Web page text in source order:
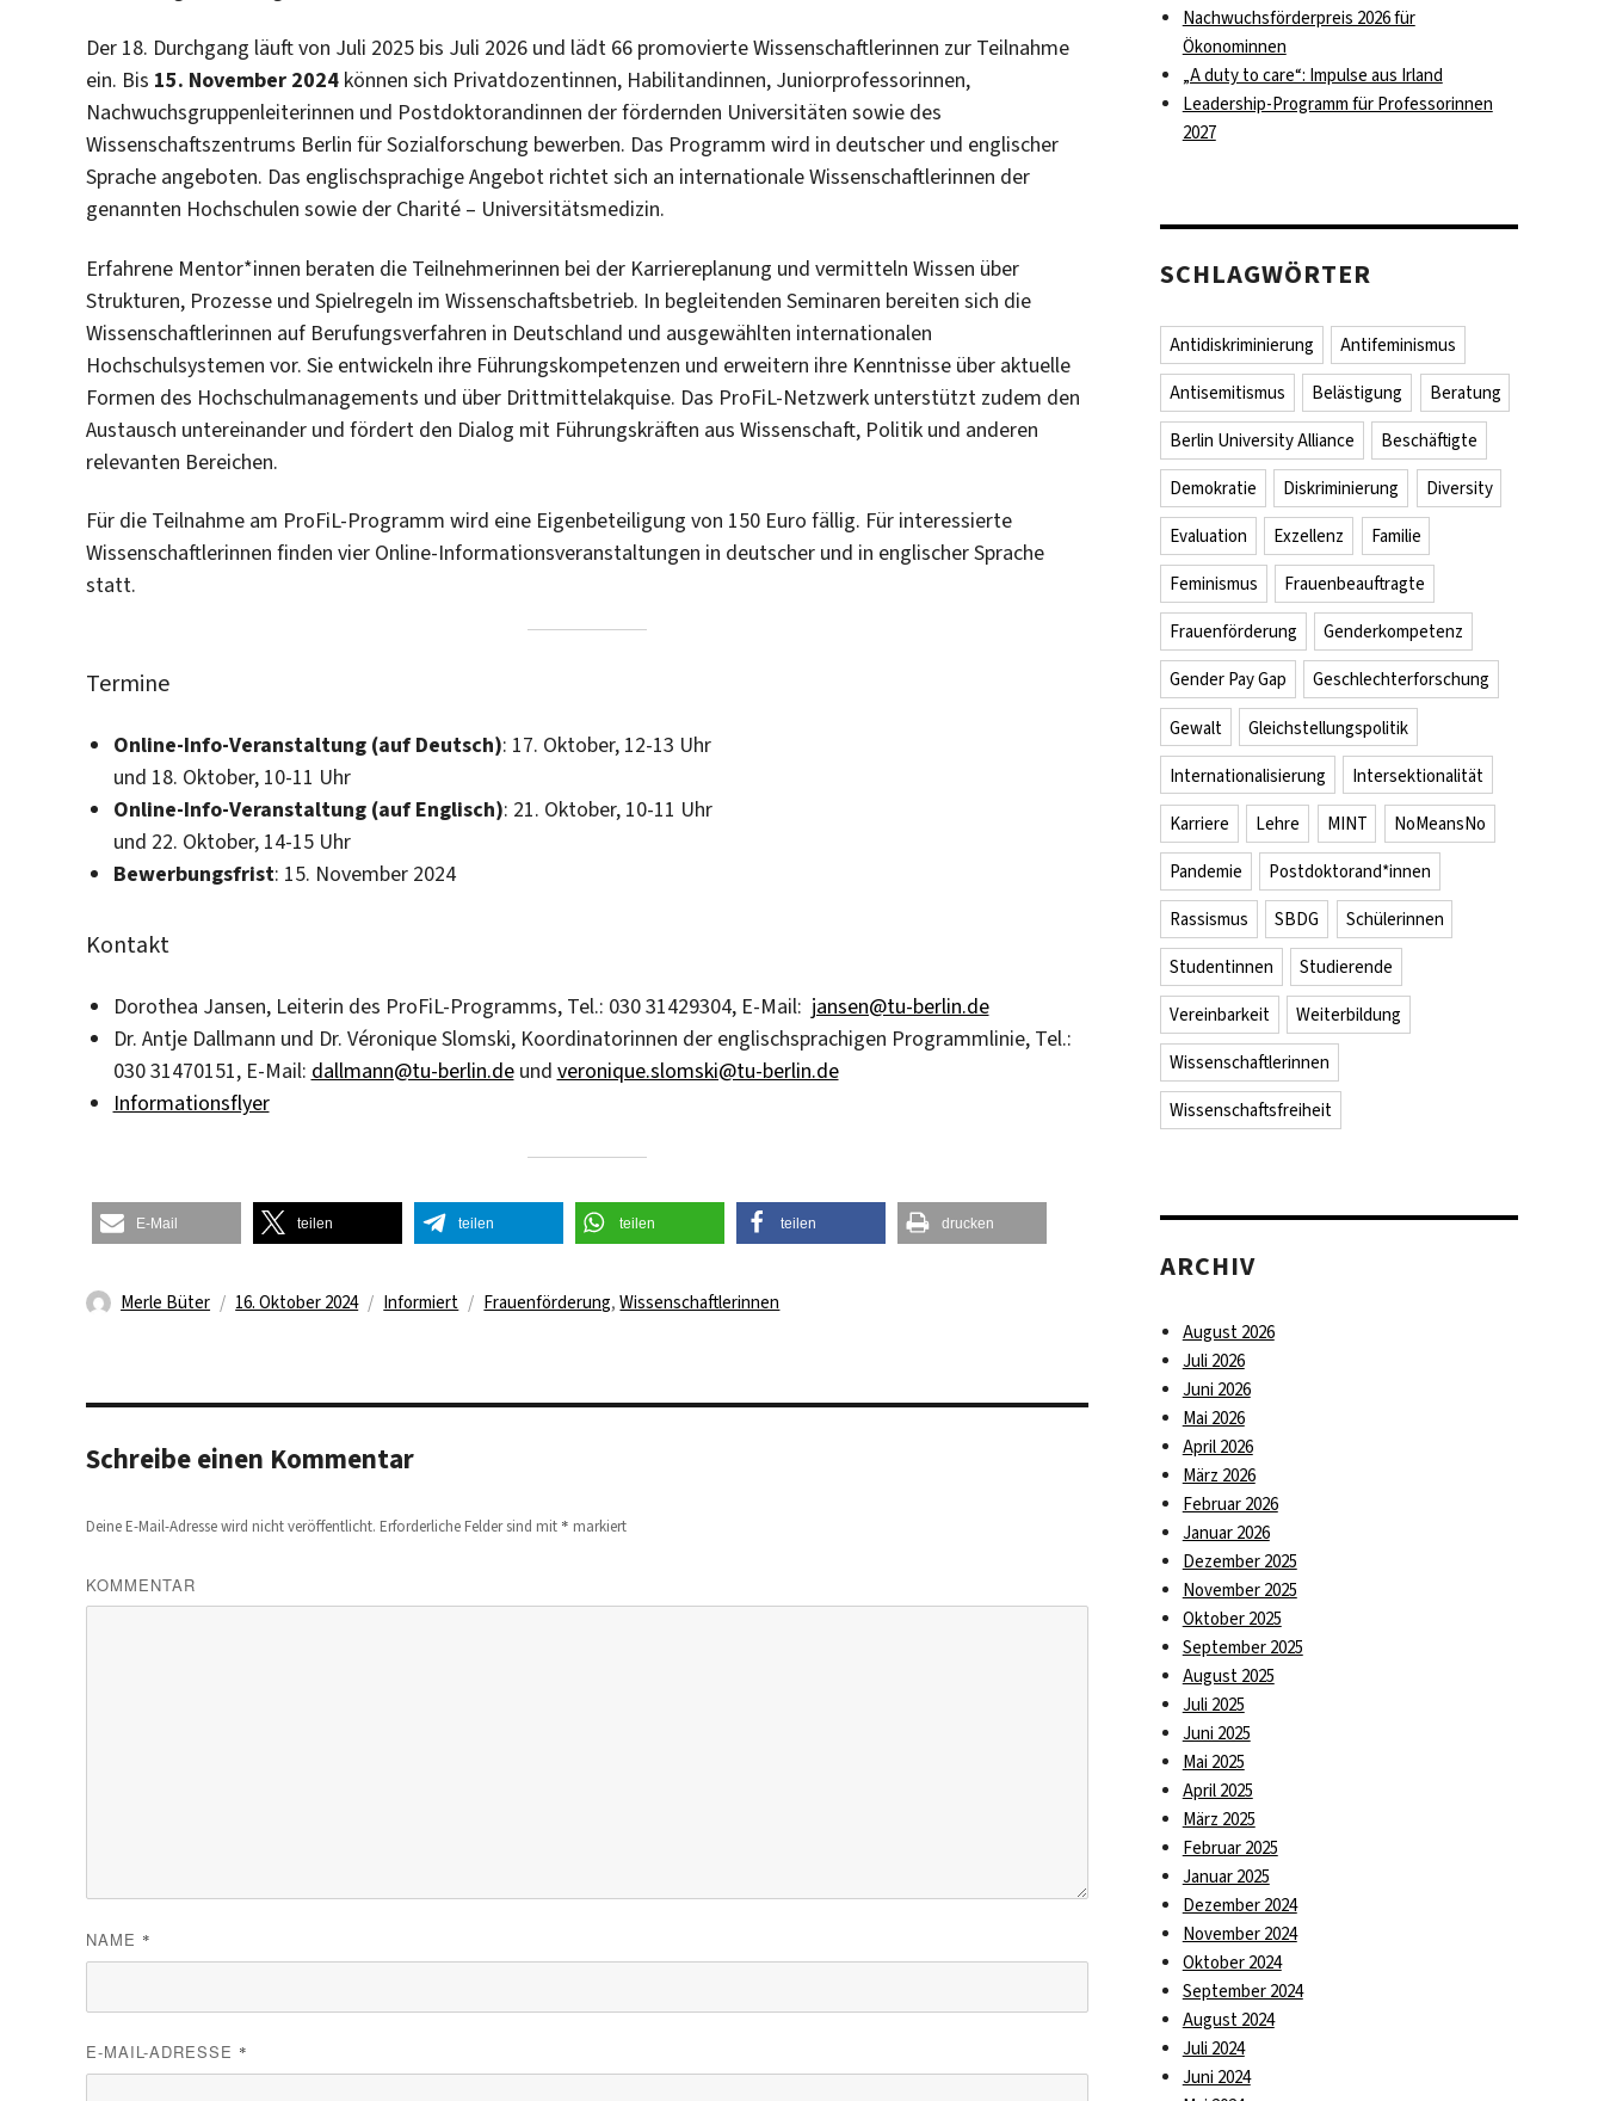
Der 18. Durchgang läuft von Juli 2025 bis Juli 2026 und lädt 66 promovierte Wissenschaftlerinnen zur Teilnahme
ein. Bis 15. November 2024 können sich Privatdozentinnen, Habilitandinnen, Juniorprofessorinnen,
Nachwuchsgruppenleiterinnen und Postdoktorandinnen der fördernden Universitäten sowie des
Wissenschaftszentrums Berlin für Sozialforschung bewerben. Das Programm wird in deutscher und englischer
Sprache angeboten. Das englischsprachige Angebot richtet sich an internationale Wissenschaftlerinnen der
genannten Hochschulen sowie der Charité – Universitätsmedizin.
Erfahrene Mentor*innen beraten die Teilnehmerinnen bei der Karriereplanung und vermitteln Wissen über
Strukturen, Prozesse und Spielregeln im Wissenschaftsbetrieb. In begleitenden Seminaren bereiten sich die
Wissenschaftlerinnen auf Berufungsverfahren in Deutschland und ausgewählten internationalen
Hochschulsystemen vor. Sie entwickeln ihre Führungskompetenzen und erweitern ihre Kenntnisse über aktuelle
Formen des Hochschulmanagements und über Drittmittelakquise. Das ProFiL-Netzwerk unterstützt zudem den
Austausch untereinander und fördert den Dialog mit Führungskräften aus Wissenschaft, Politik und anderen
relevanten Bereichen.
Für die Teilnahme am ProFiL-Programm wird eine Eigenbeteiligung von 150 Euro fällig. Für interessierte
Wissenschaftlerinnen finden vier Online-Informationsveranstaltungen in deutscher und in englischer Sprache
statt.
Termine
Online-Info-Veranstaltung (auf Deutsch): 17. Oktober, 12-13 Uhr
und 18. Oktober, 10-11 Uhr
Online-Info-Veranstaltung (auf Englisch): 21. Oktober, 10-11 Uhr
und 22. Oktober, 14-15 Uhr
Bewerbungsfrist: 15. November 2024
Kontakt
Dorothea Jansen, Leiterin des ProFiL-Programms, Tel.: 030 31429304, E-Mail: jansen@tu-berlin.de
Dr. Antje Dallmann und Dr. Véronique Slomski, Koordinatorinnen der englischsprachigen Programmlinie, Tel.:
030 31470151, E-Mail: dallmann@tu-berlin.deund veronique.slomski@tu-berlin.de
Informationsflyer
E-Mail teilen teilen teilen teilen drucken
Autor
Merle Büter
Veröffentlicht
16. Oktober 2024 Kategorien
Informiert Schlagwörter
Frauenförderung,Wissenschaftlerinnen
Schreibe einen Kommentar
Deine E-Mail-Adresse wird nicht veröffentlicht. Erforderliche Felder sind mit * markiert
KOMMENTAR
NAME *
E-MAIL-ADRESSE *
Nachwuchsförderpreis 2026 für
Ökonominnen
„A duty to care“: Impulse aus Irland
Leadership-Programm für Professorinnen
2027
SCHLAGWÖRTER
Antidiskriminierung Antifeminismus
Antisemitismus Belästigung Beratung
Berlin University Alliance Beschäftigte
Demokratie Diskriminierung Diversity
Evaluation Exzellenz Familie
Feminismus Frauenbeauftragte
Frauenförderung Genderkompetenz
Gender Pay Gap Geschlechterforschung
Gewalt Gleichstellungspolitik
Internationalisierung Intersektionalität
Karriere Lehre MINT NoMeansNo
Pandemie Postdoktorand*innen
Rassismus SBDG Schülerinnen
Studentinnen Studierende
Vereinbarkeit Weiterbildung
Wissenschaftlerinnen
Wissenschaftsfreiheit
ARCHIV
August 2026
Juli 2026
Juni 2026
Mai 2026
April 2026
März 2026
Februar 2026
Januar 2026
Dezember 2025
November 2025
Oktober 2025
September 2025
August 2025
Juli 2025
Juni 2025
Mai 2025
April 2025
März 2025
Februar 2025
Januar 2025
Dezember 2024
November 2024
Oktober 2024
September 2024
August 2024
Juli 2024
Juni 2024